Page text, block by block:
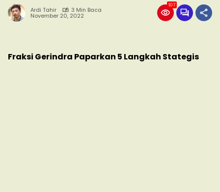
Ardi Tahir 3 Min Baca
November 20, 2022
107
Fraksi Gerindra Paparkan 5 Langkah Stategis